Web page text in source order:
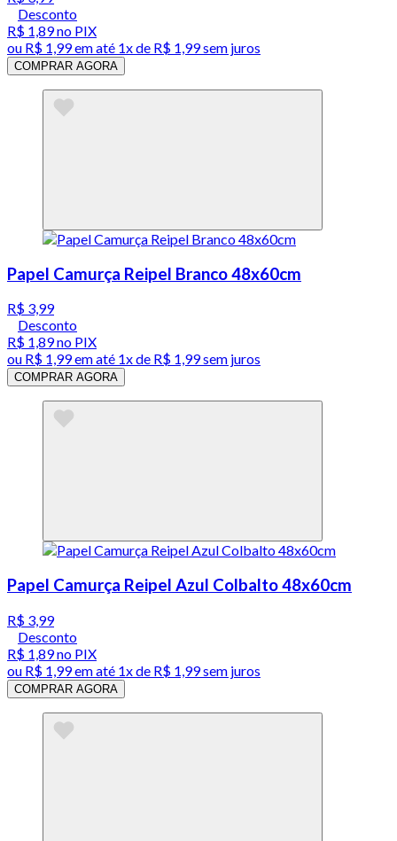
Desconto
R$ 1,89no PIX
ou R$ 1,99em até 1x de R$ 1,99sem juros
COMPRAR AGORA
Papel Camurça Reipel Branco 48x60cm
R$ 3,99
Desconto
R$ 1,89no PIX
ou R$ 1,99em até 1x de R$ 1,99sem juros
COMPRAR AGORA
Papel Camurça Reipel Azul Colbalto 48x60cm
R$ 3,99
Desconto
R$ 1,89no PIX
ou R$ 1,99em até 1x de R$ 1,99sem juros
COMPRAR AGORA